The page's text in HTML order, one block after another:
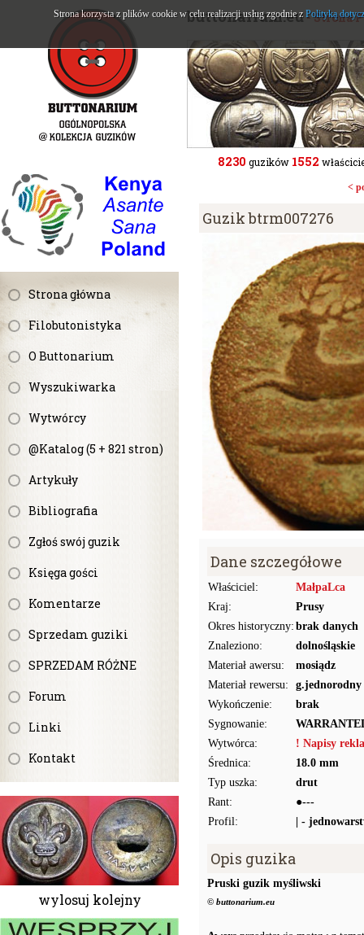
Strona główna
Filobutonistyka
O Buttonarium
Wyszukiwarka
Wytwórcy
@Katalog (5 + 821 stron)
Artykuły
Bibliografia
Zgłoś swój guzik
Księga gości
Komentarze
Sprzedam guziki
SPRZEDAM RÓŻNE
Forum
Linki
Kontakt
wylosuj kolejny
buttonarium.eu- Strona
8230 guzików 1552
<
Guzik btrm007276
Dane szczegółowe
Właściciel:
MałpaLca
Kraj:
Prusy
Okres historyczny: brak danych
Znaleziono:
dolnośląskie
Materiał awersu:
mosiądz
Materiał rewersu:
g.jednorodny
Wykończenie:
brak
Sygnowanie:
Wytwórca:
! Napisy
Średnica:
18.0 mm
Typ uszka:
drut
Rant:
●---
Profil:
| -
Opis guzika
Pruski guzik myśliwski
© buttonarium.eu
Strona korzysta z plików cookie w celu realizacji usług zgodnie z Polityką